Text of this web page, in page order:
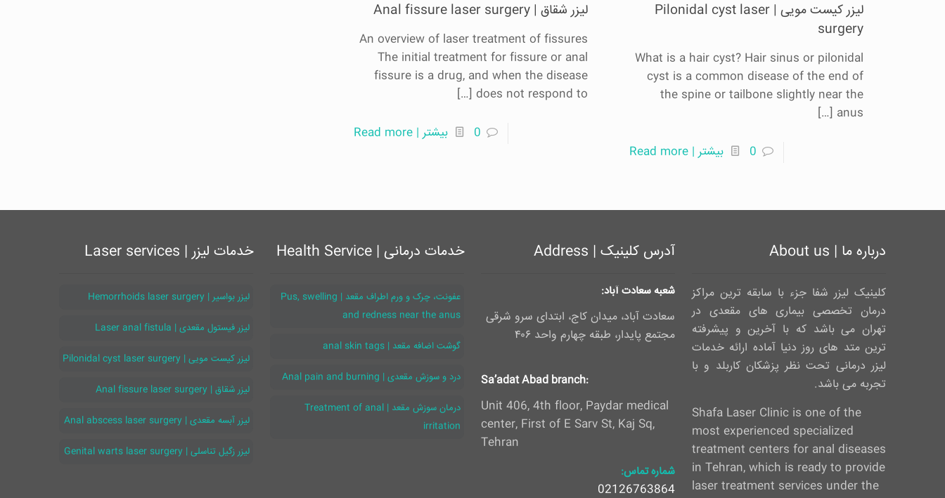
لیزر کیست مویی | Pilonidal cyst laser
surgery
What is a hair cyst? Hair sinus or pilonidal
cyst is a common disease of the end of
the spine or tailbone slightly near the
anus
[…]
0 بیشتر | Read more
لیزر شقاق | Anal fissure laser surgery
An overview of laser treatment of fissures
The initial treatment for fissure or anal
fissure is a drug, and when the disease
does not respond to
[…]
0 بیشتر | Read more
درباره ما | About us
کلینیک لیزر شفا جزء با سابقه ترین مراکز
درمان تخصصی بیماری های مقعدی در
تهران می باشد که با آخرین و پیشرفته
ترین متد های روز دنیا آماده ارائه خدمات
لیزر درمانی تحت نظر پزشکان کاربلد و با
تجربه می باشد.
Shafa Laser Clinic is one of the
most experienced specialized
treatment centers for anal diseases
in Tehran, which is ready to provide
laser treatment services under the
آدرس کلینیک | Address
شعبه سعادت آباد:
سعادت آباد، میدان کاج، ابتدای سرو شرقی
مجتمع پایدار، طبقه چهارم واحد ۴۰۶
:Sa’adat Abad branch
Unit 406, 4th floor, Paydar medical
center, First of E Sarv St, Kaj Sq,
Tehran
شماره تماس:
02126763864
خدمات درمانی | Health Service
عفونت، چرک و ورم اطراف مقعد | Pus, swelling
and redness near the anus
گوشت اضافه مقعد | anal skin tags
درد و سوزش مقعدی | Anal pain and burning
درمان سوزش مقعد | Treatment of anal
irritation
خدمات لیزر | Laser services
لیزر بواسیر | Hemorrhoids laser surgery
لیزر فیستول مقعدی | Laser anal fistula
لیزر کیست مویی | Pilonidal cyst laser surgery
لیزر شقاق | Anal fissure laser surgery
لیزر آبسه مقعدی | Anal abscess laser surgery
لیزر زگیل تناسلی | Genital warts laser surgery